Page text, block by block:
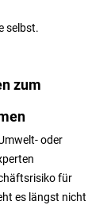
selbst.
zum
oder
für
es längst nicht